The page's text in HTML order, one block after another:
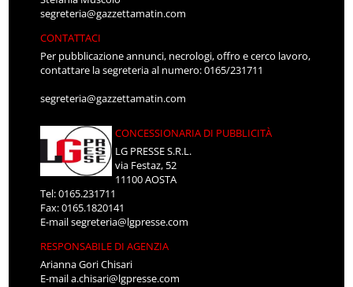
segreteria@gazzettamatin.com
CONTATTACI
Per pubblicazione annunci, necrologi, offro e cerco lavoro,
contattare la segreteria al numero: 0165/231711
segreteria@gazzettamatin.com
CONCESSIONARIA DI PUBBLICITÀ
LG PRESSE S.R.L.
via Festaz, 52
11100 AOSTA
Tel: 0165.231711
Fax: 0165.1820141
E-mailsegreteria@lgpresse.com
RESPONSABILE DI AGENZIA
Arianna Gori Chisari
E-maila.chisari@lgpresse.com